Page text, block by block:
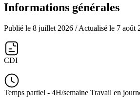
Informations générales
Publié le 8 juillet 2026 / Actualisé le 7 août
CDI
Temps partiel - 4H/semaine Travail en